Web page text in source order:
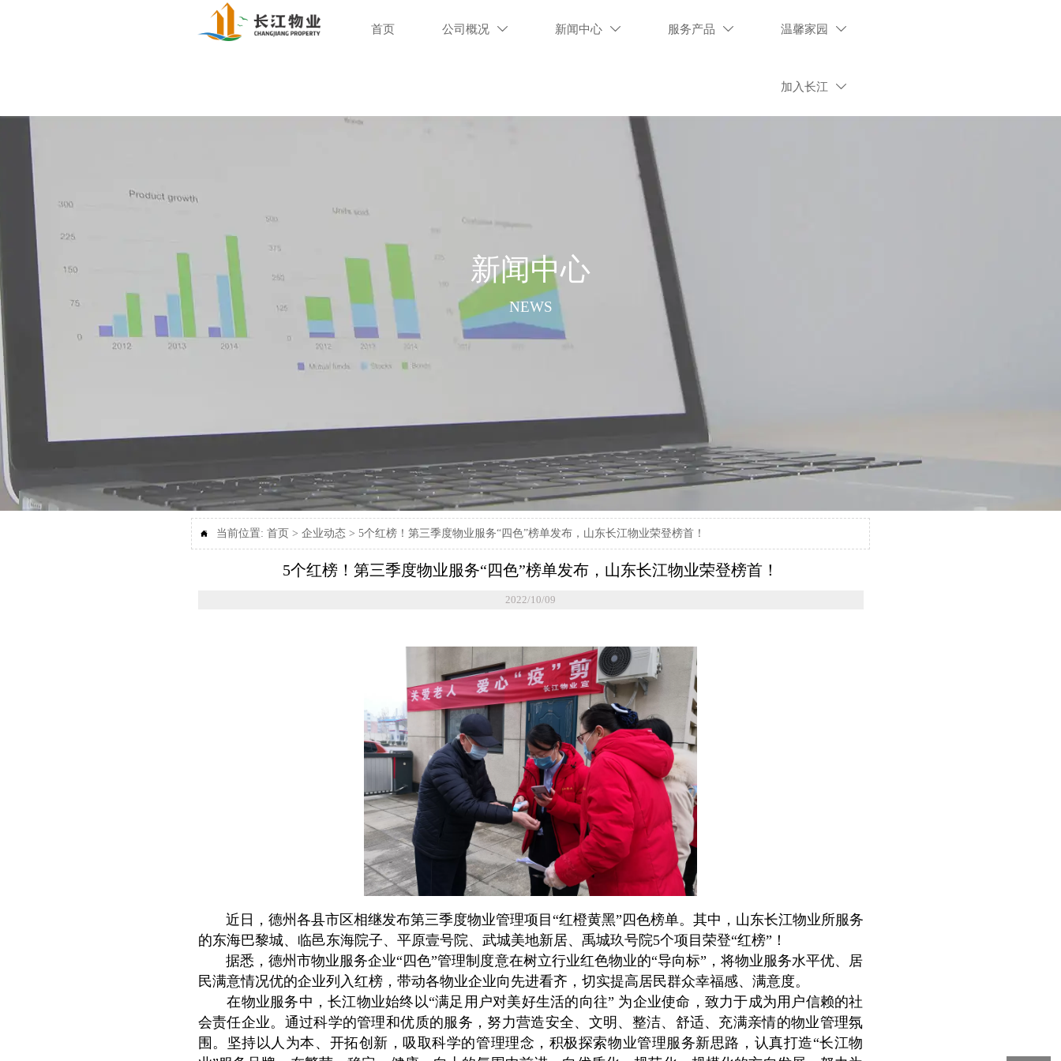
首页 公司概况  新闻中心  服务产品  温馨家园 
加入长江 
新闻中心
NEWS
 当前位置: 首页 > 企业动态> 5个红榜！第三季度物业服务“四色”榜单发布，山东长江物业荣登榜首！
5个红榜！第三季度物业服务“四色”榜单发布，山东长江物业荣登榜首！
2022/10/09
近日，德州各县市区相继发布第三季度物业管理项目“红橙黄黑”四色榜单。其中，山东长江物业所服务
的东海巴黎城、临邑东海院子、平原壹号院、武城美地新居、禹城玖号院5个项目荣登“红榜”！
据悉，德州市物业服务企业“四色”管理制度意在树立行业红色物业的“导向标”，将物业服务水平优、居
民满意情况优的企业列入红榜，带动各物业企业向先进看齐，切实提高居民群众幸福感、满意度。
在物业服务中，长江物业始终以“满足用户对美好生活的向往” 为企业使命，致力于成为用户信赖的社
会责任企业。通过科学的管理和优质的服务，努力营造安全、文明、整洁、舒适、充满亲情的物业管理氛
围。坚持以人为本、开拓创新，吸取科学的管理理念，积极探索物业管理服务新思路，认真打造“长江物